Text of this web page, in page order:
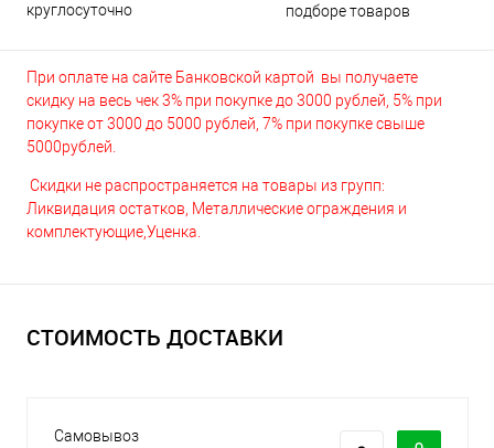
круглосуточно
подборе товаров
При оплате на сайте Банковской картой вы получаете
скидку на весь чек 3% при покупке до 3000 рублей, 5% при
покупке от 3000 до 5000 рублей, 7% при покупке свыше
5000рублей.
Скидки не распространяется на товары из групп:
Ликвидация остатков, Металлические ограждения и
комплектующие,Уценка.
СТОИМОСТЬ ДОСТАВКИ
Самовывоз